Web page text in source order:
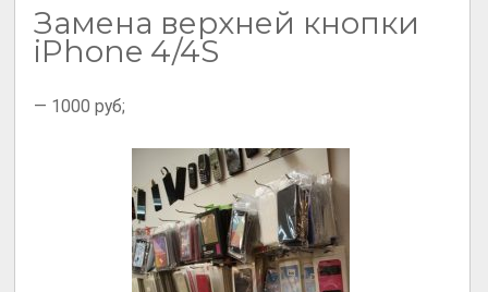
Замена верхней кнопки
iPhone 4/4S
— 1000 руб;